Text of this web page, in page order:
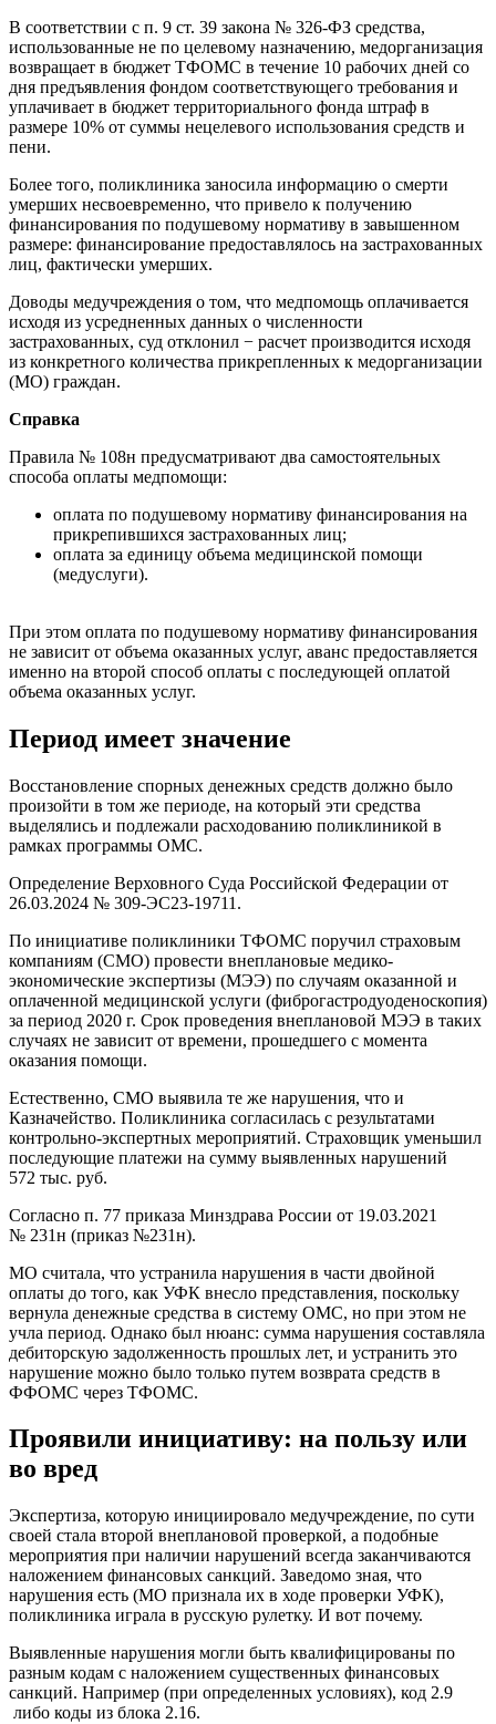
В соответствии с п. 9 ст. 39 закона № 326-ФЗ средства,
использованные не по целевому назначению, медорганизация
возвращает в бюджет ТФОМС в течение 10 рабочих дней со
дня предъявления фондом соответствующего требования и
уплачивает в бюджет территориального фонда штраф в
размере 10% от суммы нецелевого использования средств и
пени.
Более того, поликлиника заносила информацию о смерти
умерших несвоевременно, что привело к получению
финансирования по подушевому нормативу в завышенном
размере: финансирование предоставлялось на застрахованных
лиц, фактически умерших.
Доводы медучреждения о том, что медпомощь оплачивается
исходя из усредненных данных о численности
застрахованных, суд отклонил − расчет производится исходя
из конкретного количества прикрепленных к медорганизации
(МО) граждан.
Справка
Правила № 108н предусматривают два самостоятельных
способа оплаты медпомощи:
оплата по подушевому нормативу финансирования на
прикрепившихся застрахованных лиц;
оплата за единицу объема медицинской помощи
(медуслуги).
При этом оплата по подушевому нормативу финансирования
не зависит от объема оказанных услуг, аванс предоставляется
именно на второй способ оплаты с последующей оплатой
объема оказанных услуг.
Период имеет значение
Восстановление спорных денежных средств должно было
произойти в том же периоде, на который эти средства
выделялись и подлежали расходованию поликлиникой в
рамках программы ОМС.
Определение Верховного Суда Российской Федерации от
26.03.2024 № 309-ЭС23-19711.
По инициативе поликлиники ТФОМС поручил страховым
компаниям (СМО) провести внеплановые медико-
экономические экспертизы (МЭЭ) по случаям оказанной и
оплаченной медицинской услуги (фиброгастродуоденоскопия)
за период 2020 г. Срок проведения внеплановой МЭЭ в таких
случаях не зависит от времени, прошедшего с момента
оказания помощи.
Естественно, СМО выявила те же нарушения, что и
Казначейство. Поликлиника согласилась с результатами
контрольно-экспертных мероприятий. Страховщик уменьшил
последующие платежи на сумму выявленных нарушений
572 тыс. руб.
Согласно п. 77 приказа Минздрава России от 19.03.2021
№ 231н (приказ №231н).
МО считала, что устранила нарушения в части двойной
оплаты до того, как УФК внесло представления, поскольку
вернула денежные средства в систему ОМС, но при этом не
учла период. Однако был нюанс: сумма нарушения составляла
дебиторскую задолженность прошлых лет, и устранить это
нарушение можно было только путем возврата средств в
ФФОМС через ТФОМС.
Проявили инициативу: на пользу или
во вред
Экспертиза, которую инициировало медучреждение, по сути
своей стала второй внеплановой проверкой, а подобные
мероприятия при наличии нарушений всегда заканчиваются
наложением финансовых санкций. Заведомо зная, что
нарушения есть (МО признала их в ходе проверки УФК),
поликлиника играла в русскую рулетку. И вот почему.
Выявленные нарушения могли быть квалифицированы по
разным кодам с наложением существенных финансовых
санкций. Например (при определенных условиях), код 2.9
либо коды из блока 2.16.